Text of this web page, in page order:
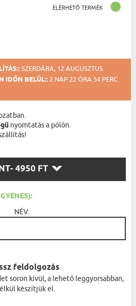
ELÉRHETŐ TERMÉK
SZERDÁRA, 12 AUGUSZTUS
IDŐN BELÜL:: 2 NAP 22 ÓRA 54 PERC
nyomtatás a pólón.
- 4950 FT
NÉV:
feldolgozás
soron kívül, a lehető leggyorsabban,
készítjük el.